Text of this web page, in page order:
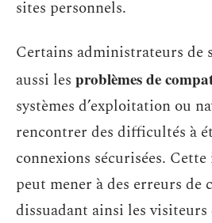
sites personnels.
Certains administrateurs de
aussi les problèmes de
systèmes d’exploitation ou
rencontrer des difficultés à
connexions sécurisées.
peut mener à des erreurs de
dissuadant ainsi les visiteurs